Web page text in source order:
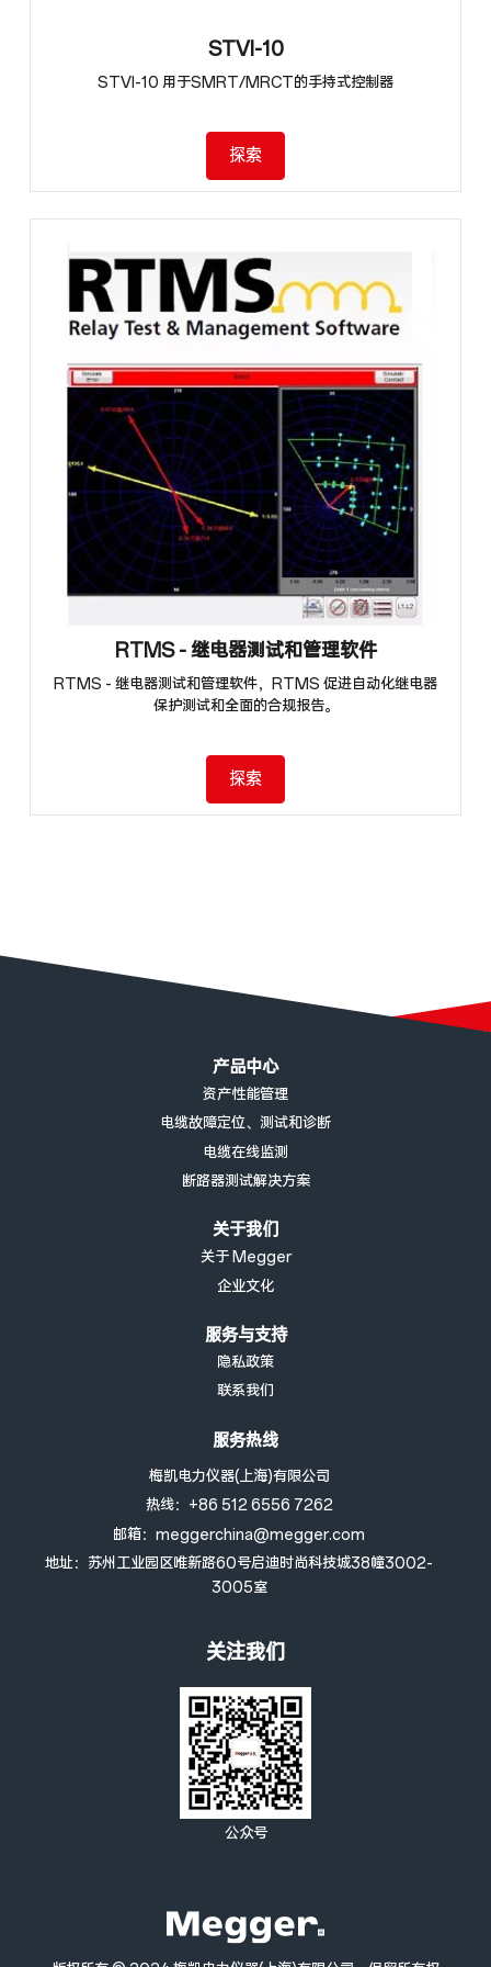
STVI-10
STVI-10 用于SMRT/MRCT的手持式控制器
探索
RTMS - 继电器测试和管理软件
RTMS - 继电器测试和管理软件，RTMS 促进自动化继电器
保护测试和全面的合规报告。
探索
产品中心
资产性能管理
电缆故障定位、测试和诊断
电缆在线监测
断路器测试解决方案
关于我们
关于 Megger
企业文化
服务与支持
隐私政策
联系我们
服务热线
梅凯电力仪器(上海)有限公司
热线：+86 512 6556 7262
邮箱：meggerchina@megger.com
地址：苏州工业园区唯新路60号启迪时尚科技城38幢3002-
3005室
关注我们
公众号